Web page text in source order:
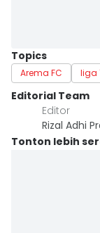
Topics
Arema FC liga
Editorial Team
Editor
Rizal Adhi
Tonton lebih